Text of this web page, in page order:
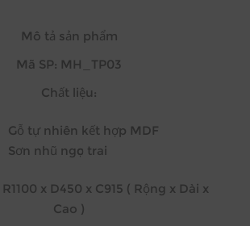
Mô tả sản phẩm
Mã SP: MH_TP03
Chất liệu:
Gỗ tự nhiên kết hợp MDF
Sơn nhũ ngọc trai
x D450 x C915 ( Rộng x Dài x
Cao )